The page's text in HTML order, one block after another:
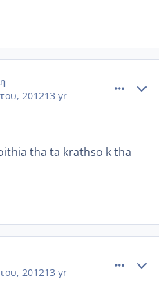
201213 yr
tha ta krathso k tha
201213 yr